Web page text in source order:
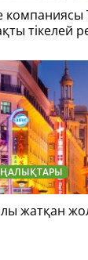
тікелей
жатқан